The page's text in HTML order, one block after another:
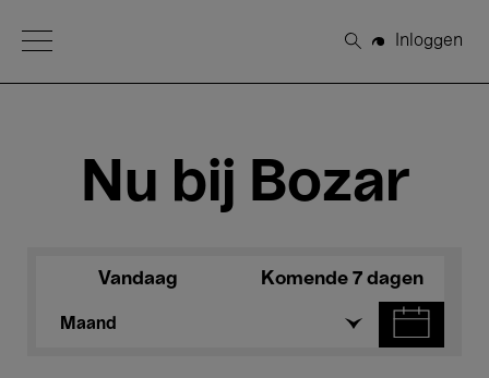
Open Menu
Zoeken
Inloggen
Nu bij Bozar
Vandaag Komende 7 dagen
Maand